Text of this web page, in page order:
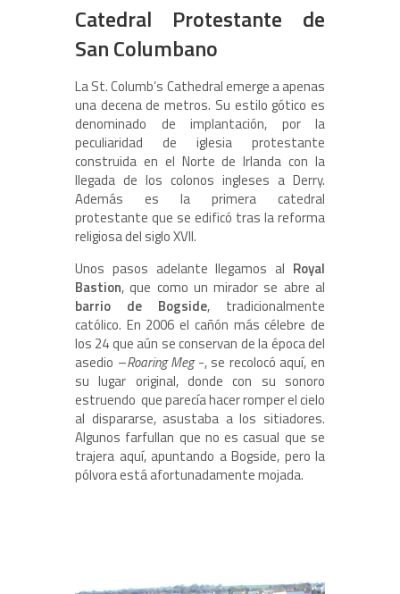
Catedral Protestante de
San Columbano
La St. Columb’s Cathedral emerge a apenas
una decena de metros. Su estilo gótico es
denominado de implantación, por la
peculiaridad de iglesia protestante
construida en el Norte de Irlanda con la
llegada de los colonos ingleses a Derry.
Además es la primera catedral
protestante que se edificó tras la reforma
religiosa del siglo XVII.
Unos pasos adelante llegamos al Royal
Bastion, que como un mirador se abre al
barrio de Bogside, tradicionalmente
católico. En 2006 el cañón más célebre de
los 24 que aún se conservan de la época del
asedio –Roaring Meg-, se recolocó aquí, en
su lugar original, donde con su sonoro
estruendo que parecía hacer romper el cielo
al dispararse, asustaba a los sitiadores.
Algunos farfullan que no es casual que se
trajera aquí, apuntando a Bogside, pero la
pólvora está afortunadamente mojada.